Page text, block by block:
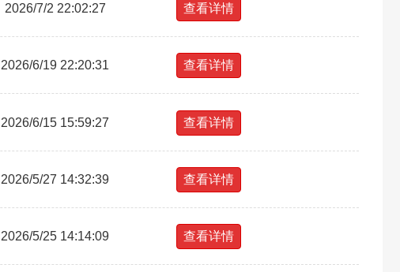
2026/7/2 22:02:27 查看详情
2026/6/19 22:20:31 查看详情
2026/6/15 15:59:27 查看详情
2026/5/27 14:32:39 查看详情
2026/5/25 14:14:09 查看详情